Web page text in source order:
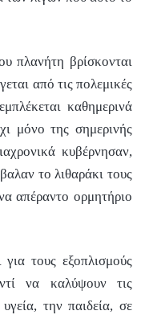
πλανήτη βρίσκονται
από τις πολεμικές
καθημερινά
μόνο της σημερινής
κυβέρνησαν,
το λιθαράκι τους
απέραντο ορμητήριο
τους εξοπλισμούς
να καλύψουν τις
την παιδεία, σε